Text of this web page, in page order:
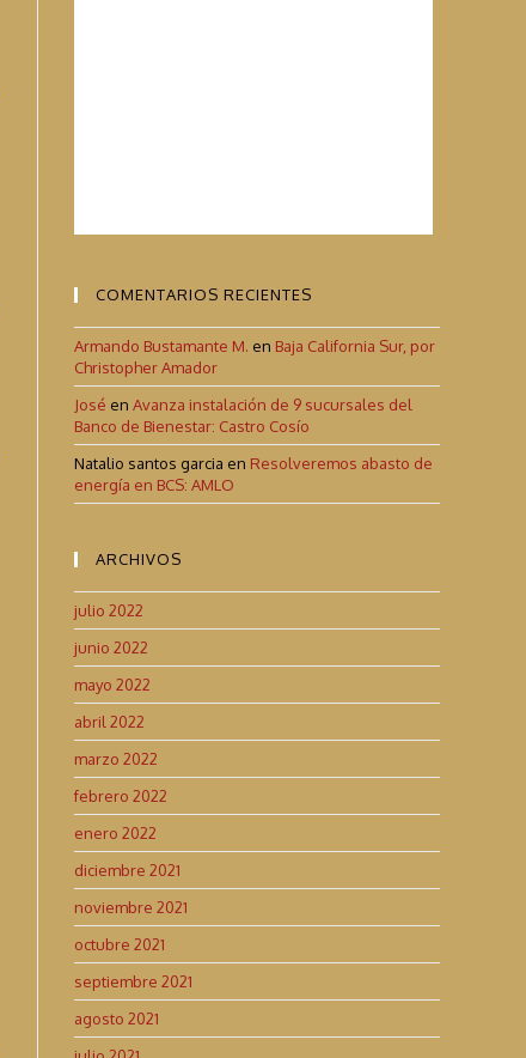
COMENTARIOS RECIENTES
Armando Bustamante M. en Baja California Sur, por
Christopher Amador
José en Avanza instalación de 9 sucursales del
Banco de Bienestar: Castro Cosío
Natalio santos garcia en Resolveremos abasto de
energía en BCS: AMLO
ARCHIVOS
julio 2022
junio 2022
mayo 2022
abril 2022
marzo 2022
febrero 2022
enero 2022
diciembre 2021
noviembre 2021
octubre 2021
septiembre 2021
agosto 2021